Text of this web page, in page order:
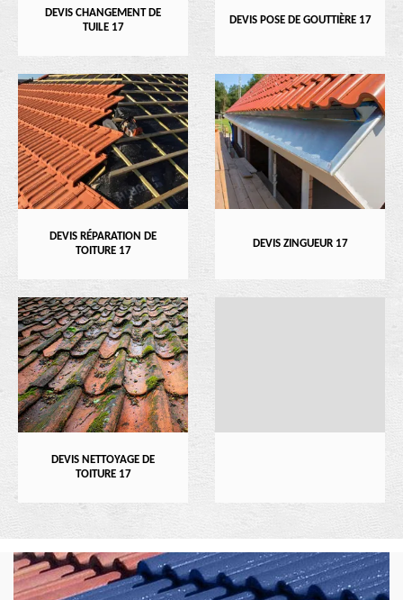
DEVIS CHANGEMENT DE
TUILE 17
DEVIS POSE DE GOUTTIÈRE 17
DEVIS RÉPARATION DE
TOITURE 17
DEVIS ZINGUEUR 17
DEVIS NETTOYAGE DE
TOITURE 17